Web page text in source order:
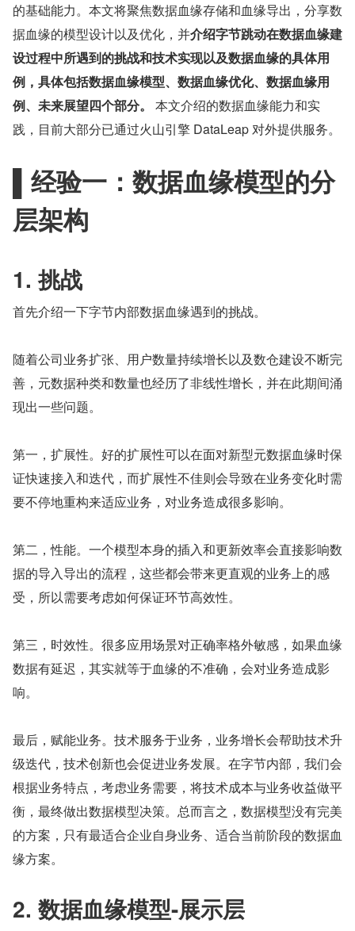
的基础能力。本文将聚焦数据血缘存储和血缘导出，分享数
据血缘的模型设计以及优化，并介绍字节跳动在数据血缘建
设过程中所遇到的挑战和技术实现以及数据血缘的具体用
例，具体包括数据血缘模型、数据血缘优化、数据血缘用
例、未来展望四个部分。
本文介绍的数据血缘能力和实
践，目前大部分已通过火山引擎 DataLeap 对外提供服务。
▌经验一：数据血缘模型的分
层架构
1. 挑战
首先介绍一下字节内部数据血缘遇到的挑战。
随着公司业务扩张、用户数量持续增长以及数仓建设不断完
善，元数据种类和数量也经历了非线性增长，并在此期间涌
现出一些问题。
第一，扩展性。好的扩展性可以在面对新型元数据血缘时保
证快速接入和迭代，而扩展性不佳则会导致在业务变化时需
要不停地重构来适应业务，对业务造成很多影响。
第二，性能。一个模型本身的插入和更新效率会直接影响数
据的导入导出的流程，这些都会带来更直观的业务上的感
受，所以需要考虑如何保证环节高效性。
第三，时效性。很多应用场景对正确率格外敏感，如果血缘
数据有延迟，其实就等于血缘的不准确，会对业务造成影
响。
最后，赋能业务。技术服务于业务，业务增长会帮助技术升
级迭代，技术创新也会促进业务发展。在字节内部，我们会
根据业务特点，考虑业务需要，将技术成本与业务收益做平
衡，最终做出数据模型决策。总而言之，数据模型没有完美
的方案，只有最适合企业自身业务、适合当前阶段的数据血
缘方案。
2. 数据血缘模型-展示层